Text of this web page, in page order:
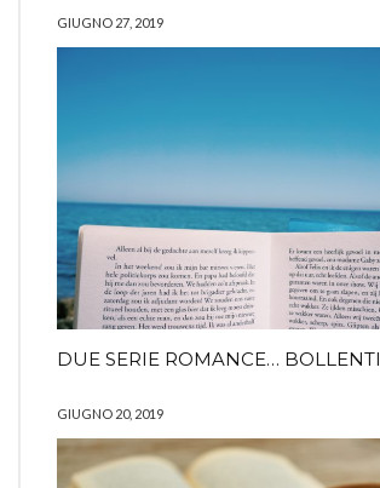
GIUGNO 27, 2019
DUE SERIE ROMANCE… BOLLENTI
GIUGNO 20, 2019